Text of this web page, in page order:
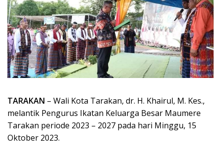
TARAKAN – Wali Kota Tarakan, dr. H. Khairul, M. Kes.,
melantik Pengurus Ikatan Keluarga Besar Maumere
Tarakan periode 2023 – 2027 pada hari Minggu, 15
Oktober 2023.